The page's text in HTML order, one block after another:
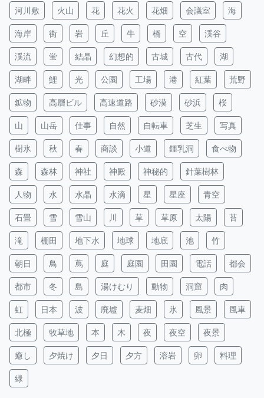
河川敷 火山 花 花火 花畑 会議室 海
海岸 街 岩 丘 牛 橋 空 渓谷
渓流 蛍 結晶 幻想的 古城 古代 湖
湖畔 鯉 光 公園 工場 港 紅葉 荒野
鉱物 高層ビル 高速道路 砂漠 砂浜 桜
山 山岳 仕事 自然 自転車 芝生 写真
樹氷 秋 春 商談 小道 鍾乳洞 食べ物
森 森林 神社 神殿 神秘的 針葉樹林
人物 水 水晶 水滴 星 星座 青空
石畳 雪 雪山 川 草 草原 太陽 苔
滝 棚田 地下水 地球 地底 池 竹
朝日 鳥 蔦 庭 庭園 田園 電話 都会
都市 冬 島 湯けむり 動物 洞窟 肉
虹 日本 波 廃墟 麦畑 氷 風景 風車
北極 牧草地 本 木 夜 夜空 夜景
癒し 夕焼け 夕日 夕方 溶岩 卵 料理
緑